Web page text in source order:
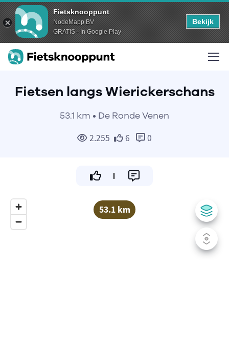
Fietsknooppunt
NodeMapp BV
GRATIS - In Google Play
Bekijk
Fietsen langs Wierickerschans
53.1 km • De Ronde Venen
2.255 6 0
53.1 km